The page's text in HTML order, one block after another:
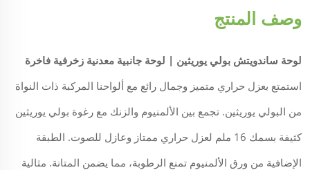
وصف المنتج
لوحة ساندويتش بولي يوريثين | لوحة جانبية معدنية زخرفية فاخرة
استمتع بعزل حراري متميز وجمال رائع مع ألواحنا المركبة ذات النواة
من البولي يوريثين. تجمع بين الألمنيوم والزنك مع رغوة بولي يوريثين
كثيفة بسمك 16 ملم لعزل حراري ممتاز وعازل للصوت. الطبقة
الإضافية من ورق الألمنيوم تمنع الرطوبة، مما يضمن المتانة. مثالية